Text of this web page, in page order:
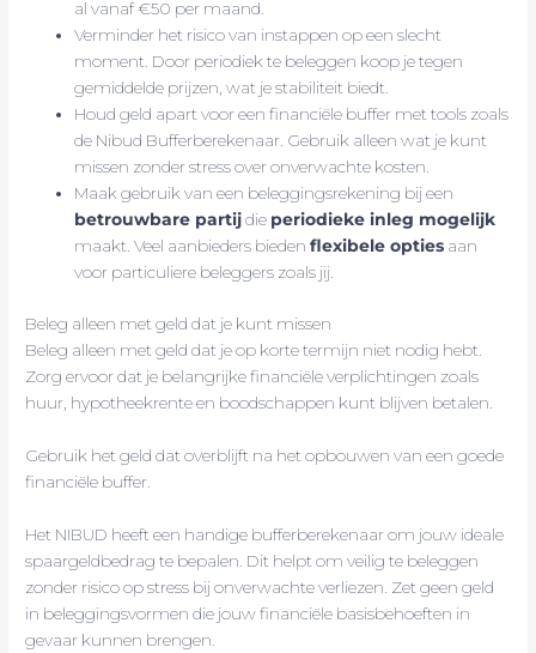
al vanaf €50 per maand.
Verminder het risico van instappen op een slecht
moment. Door periodiek te beleggen koop je tegen
gemiddelde prijzen, wat je stabiliteit biedt.
Houd geld apart voor een financiële buffer met tools zoals
de Nibud Bufferberekenaar. Gebruik alleen wat je kunt
missen zonder stress over onverwachte kosten.
Maak gebruik van een beleggingsrekening bij een
betrouwbare partijdie periodieke inleg mogelijk
maakt. Veel aanbieders biedenflexibele opties aan
voor particuliere beleggers zoals jij.
Beleg alleen met geld dat je kunt missen
Beleg alleen met geld dat je op korte termijn niet nodig hebt.
Zorg ervoor dat je belangrijke financiële verplichtingen zoals
huur, hypotheekrente en boodschappen kunt blijven betalen.
Gebruik het geld dat overblijft na het opbouwen van een goede
financiële buffer.
Het NIBUD heeft een handige bufferberekenaar om jouw ideale
spaargeldbedrag te bepalen. Dit helpt om veilig te beleggen
zonder risico op stress bij onverwachte verliezen. Zet geen geld
in beleggingsvormen die jouw financiële basisbehoeften in
gevaar kunnen brengen.